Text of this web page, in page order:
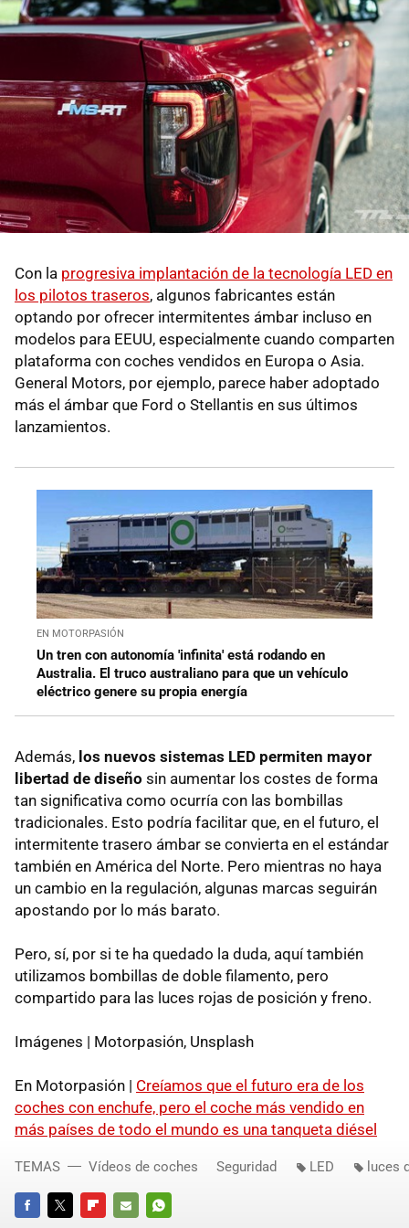
Con la progresiva implantación de la tecnología LED en
los pilotos traseros, algunos fabricantes están
optando por ofrecer intermitentes ámbar incluso en
modelos para EEUU, especialmente cuando comparten
plataforma con coches vendidos en Europa o Asia.
General Motors, por ejemplo, parece haber adoptado
más el ámbar que Ford o Stellantis en sus últimos
lanzamientos.
EN MOTORPASIÓN
Un tren con autonomía 'infinita' está rodando en
Australia. El truco australiano para que un vehículo
eléctrico genere su propia energía
Además, los nuevos sistemas LED permiten mayor
libertad de diseño sin aumentar los costes de forma
tan significativa como ocurría con las bombillas
tradicionales. Esto podría facilitar que, en el futuro, el
intermitente trasero ámbar se convierta en el estándar
también en América del Norte. Pero mientras no haya
un cambio en la regulación, algunas marcas seguirán
apostando por lo más barato.
Pero, sí, por si te ha quedado la duda, aquí también
utilizamos bombillas de doble filamento, pero
compartido para las luces rojas de posición y freno.
Imágenes | Motorpasión, Unsplash
En Motorpasión | Creíamos que el futuro era de los
coches con enchufe, pero el coche más vendido en
más países de todo el mundo es una tanqueta diésel
TEMAS Vídeos de coches Seguridad LED luces